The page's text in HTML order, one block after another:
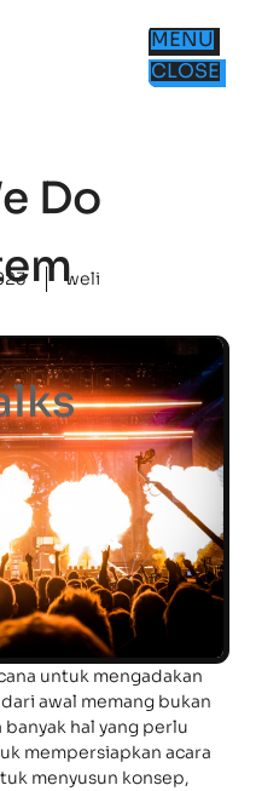
MENU
CLOSE
Do
weli
untuk mengadakan
awal memang bukan
hal yang perlu
mempersiapkan acara
menyusun konsep,